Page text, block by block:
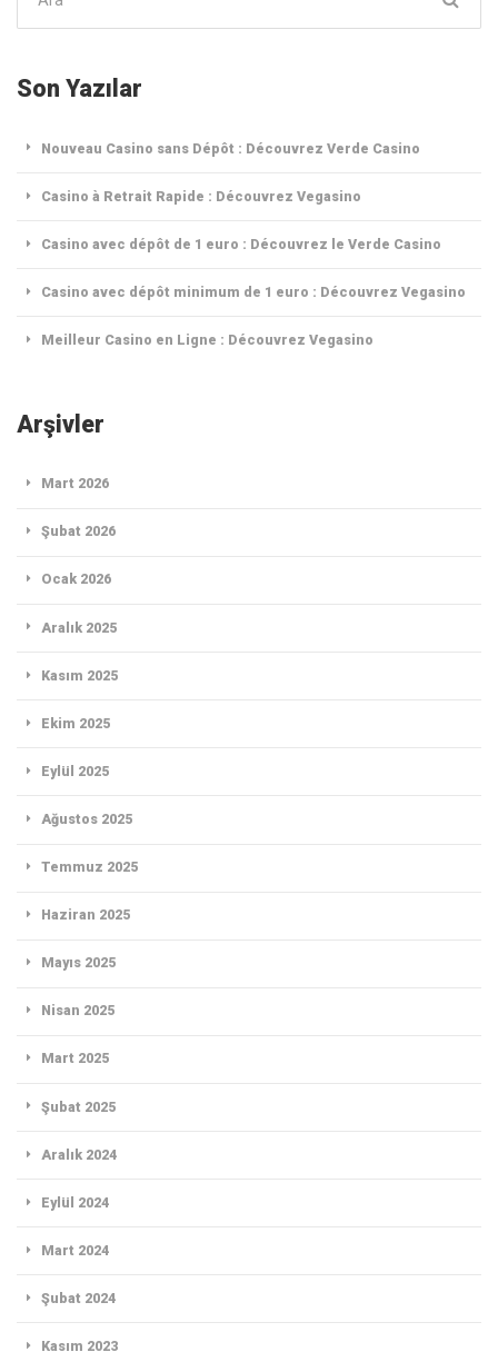
ara:
Son Yazılar
Nouveau Casino sans Dépôt : Découvrez Verde Casino
Casino à Retrait Rapide : Découvrez Vegasino
Casino avec dépôt de 1 euro : Découvrez le Verde Casino
Casino avec dépôt minimum de 1 euro : Découvrez Vegasino
Meilleur Casino en Ligne : Découvrez Vegasino
Arşivler
Mart 2026
Şubat 2026
Ocak 2026
Aralık 2025
Kasım 2025
Ekim 2025
Eylül 2025
Ağustos 2025
Temmuz 2025
Haziran 2025
Mayıs 2025
Nisan 2025
Mart 2025
Şubat 2025
Aralık 2024
Eylül 2024
Mart 2024
Şubat 2024
Kasım 2023